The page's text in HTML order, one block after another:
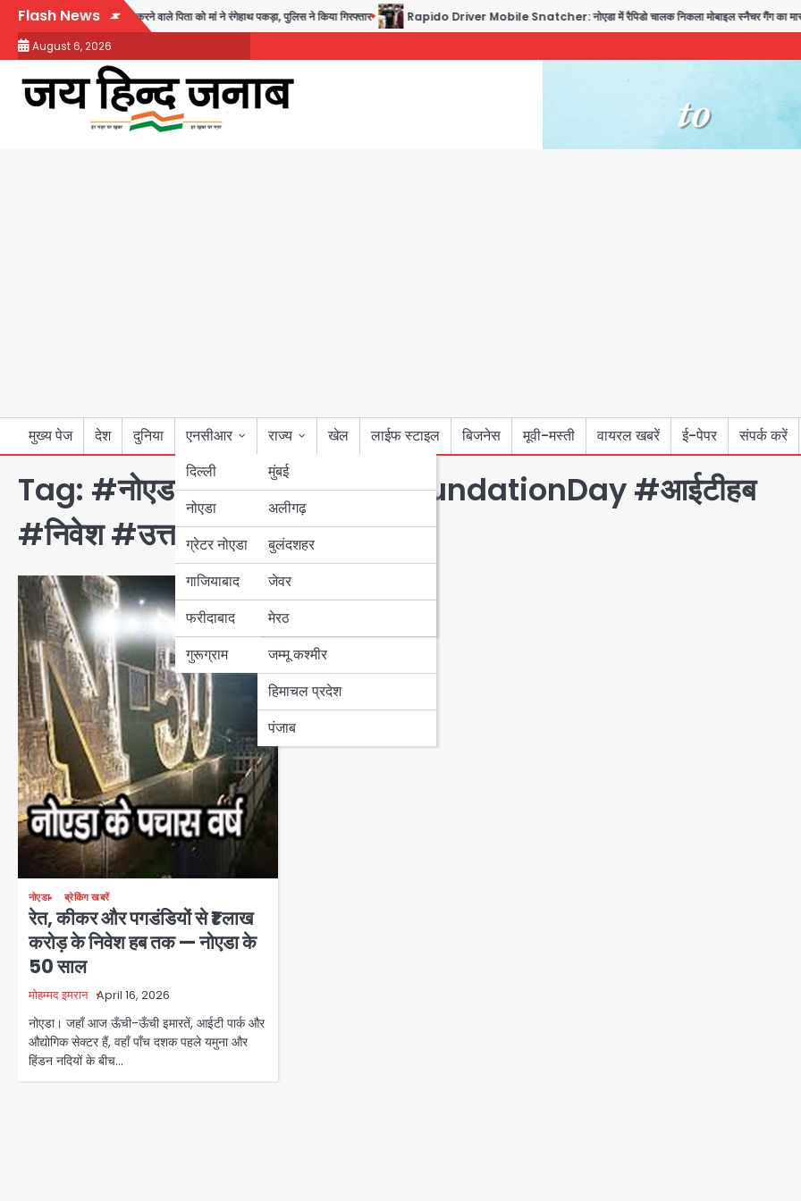
Skip
content
Flash News
अश्लील हरकत करने वाले पिता को मां ने रंगेहाथ पकड़ा, पुलिस ने किया गिरफ्तार Rapido Driver Mobile Snatcher: नोएडा में रैपिडो चालक निकला मोबाइल स्नैचर गैंग का मास्टरमाइंड,
August 6, 2026
मुख्य पेज देश दुनिया
एनसीआर
दिल्ली
नोएडा
ग्रेटर नोएडा
गाजियाबाद
फरीदाबाद
गुरूग्राम
राज्य
मुंबई
उत्तर प्रदेश
अलीगढ़
बुलंदशहर
जेवर
मेरठ
बिहार
पंजाब
हरियाणा
जम्मू कश्मीर
हिमाचल प्रदेश
पंजाब
खेल लाईफ स्टाइल बिजनेस मूवी-मस्ती वायरल खबरें ई-पेपर संपर्क करें
Tag: #नोएडा50साल #NoidaFoundationDay #आईटीहब
#निवेश #उत्तरप्रदेश
नोएडा ब्रेकिंग खबरें
रेत, कीकर और पगडंडियों से ₹1 लाख
करोड़ के निवेश हब तक — नोएडा के
50 साल
मोहम्मद इमरान April 16, 2026
नोएडा। जहाँ आज ऊँची-ऊँची इमारतें, आईटी पार्क और
औद्योगिक सेक्टर हैं, वहाँ पाँच दशक पहले यमुना और
हिंडन नदियों के बीच…